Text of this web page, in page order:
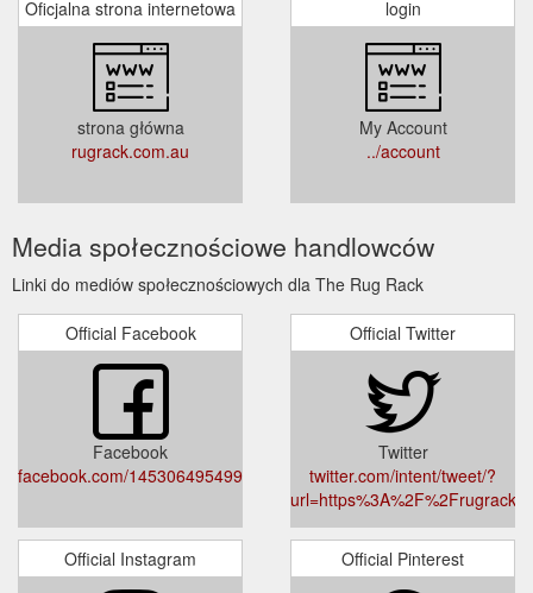
Oficjalna strona internetowa
strona główna
rugrack.com.au
login
My Account
../account
Media społecznościowe handlowców
Linki do mediów społecznościowych dla The Rug Rack
Official Facebook
Facebook
facebook.com/145306495499300
Official Twitter
Twitter
twitter.com/intent/tweet/?
Official Instagram Official Pinterest